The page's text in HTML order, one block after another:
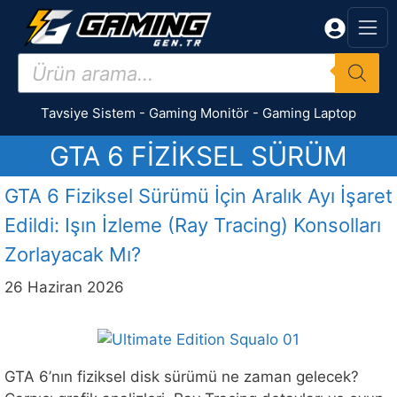
İçeriğe
Products
search
Tavsiye Sistem - Gaming Monitör - Gaming Laptop
GTA 6 FIZIKSEL SÜRÜM
GTA 6 Fiziksel Sürümü İçin Aralık Ayı İşaret
Edildi: Işın İzleme (Ray Tracing) Konsolları
Zorlayacak Mı?
26 Haziran 2026
GTA 6’nın fiziksel disk sürümü ne zaman gelecek?